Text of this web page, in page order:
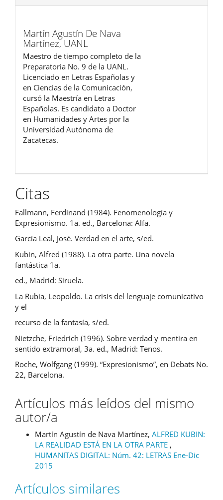
Martín Agustín De Nava
Martínez,UANL
Maestro de tiempo completo de la
Preparatoria No. 9 de la UANL.
Licenciado en Letras Españolas y
en Ciencias de la Comunicación,
cursó la Maestría en Letras
Españolas. Es candidato a Doctor
en Humanidades y Artes por la
Universidad Autónoma de
Zacatecas.
Citas
Fallmann, Ferdinand (1984). Fenomenología y
Expresionismo. 1a. ed., Barcelona: Alfa.
García Leal, José. Verdad en el arte, s/ed.
Kubin, Alfred (1988). La otra parte. Una novela
fantástica 1a.
ed., Madrid: Siruela.
La Rubia, Leopoldo. La crisis del lenguaje comunicativo
y el
recurso de la fantasía, s/ed.
Nietzche, Friedrich (1996). Sobre verdad y mentira en
sentido extramoral, 3a. ed., Madrid: Tenos.
Roche, Wolfgang (1999). “Expresionismo”, en Debats No.
22, Barcelona.
Artículos más leídos del mismo
autor/a
Martín Agustín de Nava Martínez, ALFRED KUBIN:
LA REALIDAD ESTÁ EN LA OTRA PARTE ,
HUMANITAS DIGITAL: Núm. 42: LETRAS Ene-Dic
2015
Artículos similares